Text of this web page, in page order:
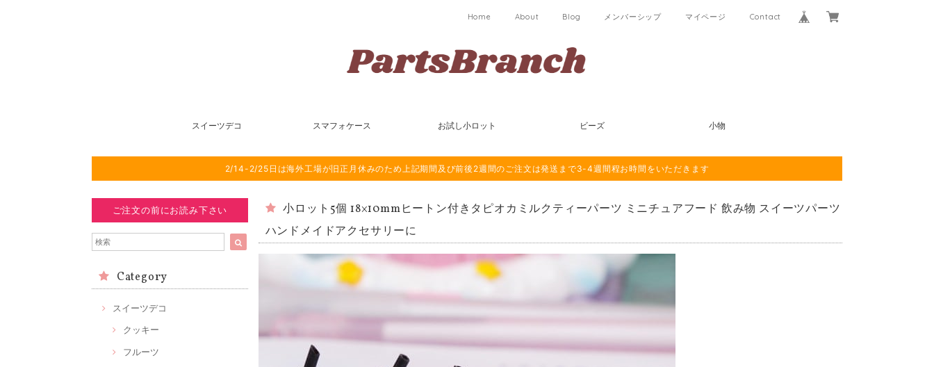
Home About Blog メンバーシップ マイページ Contact
スイーツデコ スマフォケース お試し小ロット ビーズ 小物
2/14-2/25日は海外工場が旧正月休みのため上記期間及び前後2週間のご注文は発送まで3-4週間程お時間をいただきます
ご注文の前にお読み下さい
Category
スイーツデコ
クッキー
フルーツ
小ロット5個 18×10mmヒートン付きタピオカミルクティーパーツ ミニチュアフード 飲み物 スイーツパーツ
ハンドメイドアクセサリーに